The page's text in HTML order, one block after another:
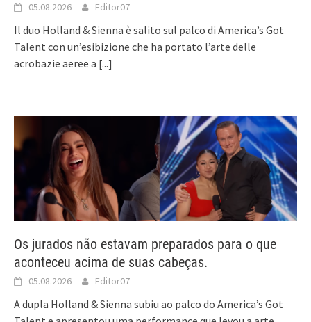
05.08.2026 Editor07
Il duo Holland & Sienna è salito sul palco di America’s Got
Talent con un’esibizione che ha portato l’arte delle
acrobazie aeree a [...]
Os jurados não estavam preparados para o que
aconteceu acima de suas cabeças.
05.08.2026 Editor07
A dupla Holland & Sienna subiu ao palco do America’s Got